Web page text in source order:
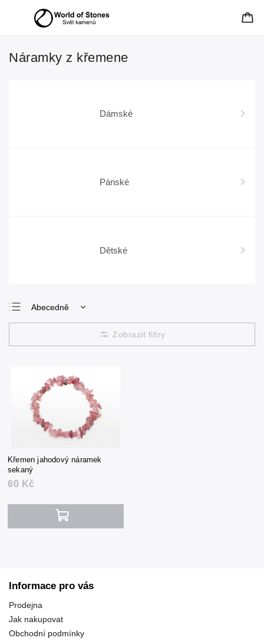
Náramky z křemene
Dámské
Pánské
Dětské
Abecedně
Nejlevnější
Nejdražší
Křemen jahodový náramek
sekaný
60 Kč
Informace pro vás
Prodejna
Jak nakupovat
Obchodní podmínky